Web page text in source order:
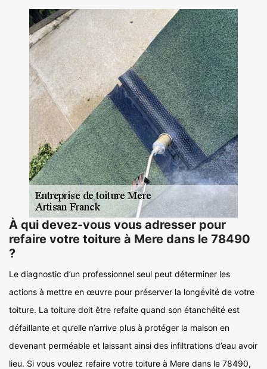
À qui devez-vous vous adresser pour
refaire votre toiture à Mere dans le 78490
?
Le diagnostic d’un professionnel seul peut déterminer les
actions à mettre en œuvre pour préserver la longévité de votre
toiture. La toiture doit être refaite quand son étanchéité est
défaillante et qu’elle n’arrive plus à protéger la maison en
devenant perméable et laissant ainsi des infiltrations d’eau avoir
lieu. Si vous voulez refaire votre toiture à Mere dans le 78490,